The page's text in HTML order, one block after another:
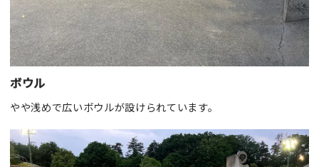
ボウル
やや浅めで広いボウルが設けられています。